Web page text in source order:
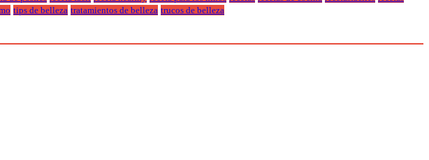
tips de belleza tratamientos de belleza trucos de belleza